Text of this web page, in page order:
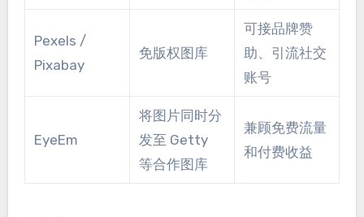
Pexels /
Pixabay
免版权图库
可接品牌赞
助、引流社交
账号
EyeEm
将图片同时分
发至 Getty
等合作图库
兼顾免费流量
和付费收益